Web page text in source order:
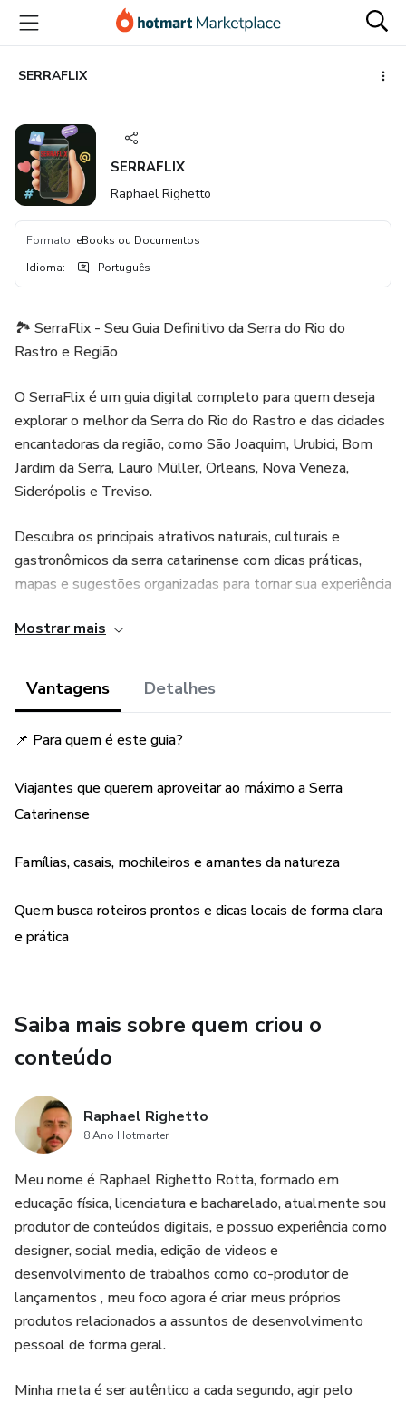
para
conteúdo
principal
para
pagamento
para
rodapéSERRAFLIX
SERRAFLIX
Raphael Righetto
Formato: eBooks ou Documentos
Idioma: Português
🏞️ SerraFlix - Seu Guia Definitivo da Serra do Rio do
Rastro e Região
O SerraFlix é um guia digital completo para quem deseja
explorar o melhor da Serra do Rio do Rastro e das cidades
encantadoras da região, como São Joaquim, Urubici, Bom
Jardim da Serra, Lauro Müller, Orleans, Nova Veneza,
Siderópolis e Treviso.
Descubra os principais atrativos naturais, culturais e
gastronômicos da serra catarinense com dicas práticas,
mapas e sugestões organizadas para tornar sua experiência
🚗 Roteiros prontos e sugestões por cidade
🍷 Lista das melhores vinícolas, cervejarias, cafés e
📍 Locais imperdíveis, trilhas, mirantes e belezas
fotogênicos
💡 Dicas de ouro para aproveitar a viagem como um
Mostrar mais
Vantagens Detalhes
📌 Para quem é este guia?
Viajantes que querem aproveitar ao máximo a Serra
Catarinense
Famílias, casais, mochileiros e amantes da natureza
Quem busca roteiros prontos e dicas locais de forma clara
e prática
Saiba mais sobre quem criou o
conteúdo
Raphael Righetto
8 Ano Hotmarter
Meu nome é Raphael Righetto Rotta, formado em
educação física, licenciatura e bacharelado, atualmente sou
produtor de conteúdos digitais, e possuo experiência como
designer, social media, edição de videos e
desenvolvimento de trabalhos como co-produtor de
lançamentos , meu foco agora é criar meus próprios
produtos relacionados a assuntos de desenvolvimento
pessoal de forma geral.
Minha meta é ser autêntico a cada segundo, agir pelo